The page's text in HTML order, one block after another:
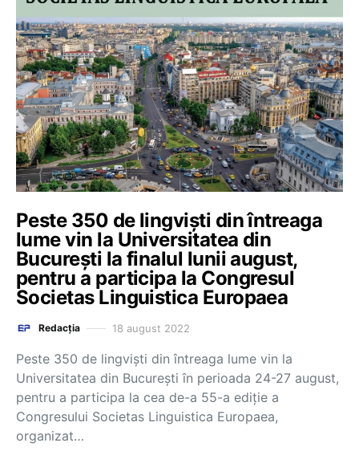
Peste 350 de lingviști din întreaga
lume vin la Universitatea din
București la finalul lunii august,
pentru a participa la Congresul
Societas Linguistica Europaea
Redacția 18 august 2022
Peste 350 de lingviști din întreaga lume vin la
Universitatea din București în perioada 24-27 august,
pentru a participa la cea de-a 55-a ediție a
Congresului Societas Linguistica Europaea,
organizat…